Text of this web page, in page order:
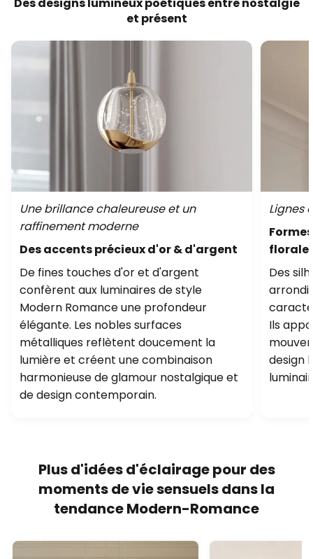
et présent
Une brillance chaleureuse et un
raffinement moderne
Des accents précieux d'or & d'argent
De fines touches d'or et d'argent
confèrent aux luminaires de style
Modern Romance une profondeur
élégante. Les nobles surfaces
métalliques reflètent doucement la
lumière et créent une combinaison
harmonieuse de glamour nostalgique et
de design contemporain.
Lignes
florale
Des
Ils
design
Plus d'idées d'éclairage pour des
moments de vie sensuels dans la
tendance Modern-Romance